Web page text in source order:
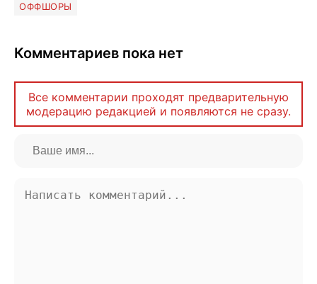
ОФФШОРЫ
Комментариев пока нет
Все комментарии проходят предварительную
модерацию редакцией и появляются не сразу.